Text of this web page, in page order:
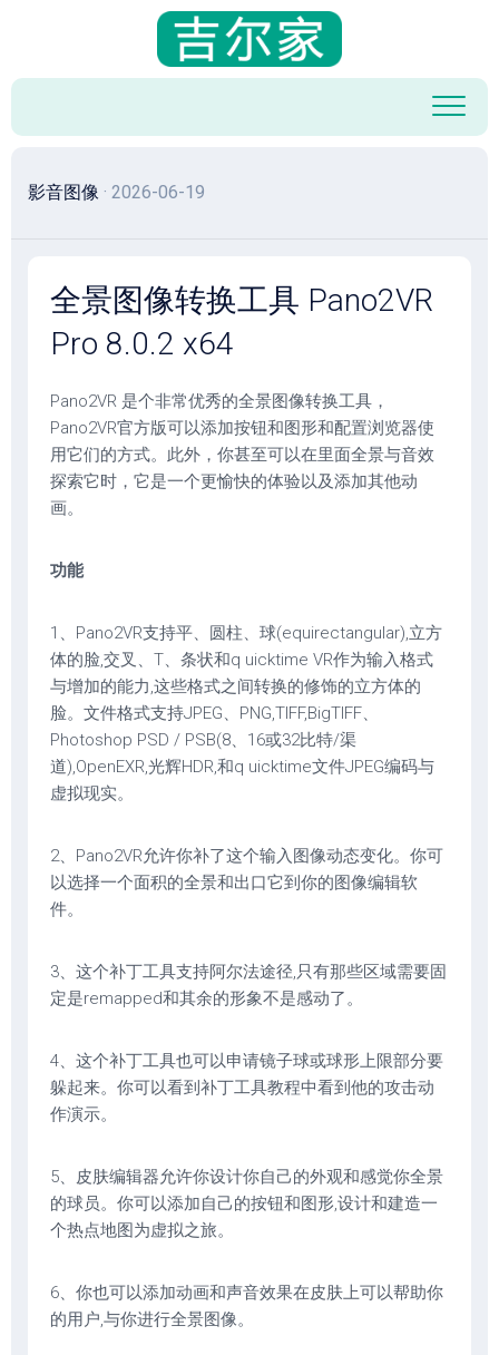
容
影音图像 · 2026-06-19
全景图像转换工具 Pano2VR
Pro 8.0.2 x64
Pano2VR 是个非常优秀的全景图像转换工具，
Pano2VR官方版可以添加按钮和图形和配置浏览器使
用它们的方式。此外，你甚至可以在里面全景与音效
探索它时，它是一个更愉快的体验以及添加其他动
画。
功能
1、Pano2VR支持平、圆柱、球(equirectangular),立方
体的脸,交叉、T、条状和q uicktime VR作为输入格式
与增加的能力,这些格式之间转换的修饰的立方体的
脸。文件格式支持JPEG、PNG,TIFF,BigTIFF、
Photoshop PSD / PSB(8、16或32比特/渠
道),OpenEXR,光辉HDR,和q uicktime文件JPEG编码与
虚拟现实。
2、Pano2VR允许你补了这个输入图像动态变化。你可
以选择一个面积的全景和出口它到你的图像编辑软
件。
3、这个补丁工具支持阿尔法途径,只有那些区域需要固
定是remapped和其余的形象不是感动了。
4、这个补丁工具也可以申请镜子球或球形上限部分要
躲起来。你可以看到补丁工具教程中看到他的攻击动
作演示。
5、皮肤编辑器允许你设计你自己的外观和感觉你全景
的球员。你可以添加自己的按钮和图形,设计和建造一
个热点地图为虚拟之旅。
6、你也可以添加动画和声音效果在皮肤上可以帮助你
的用户,与你进行全景图像。